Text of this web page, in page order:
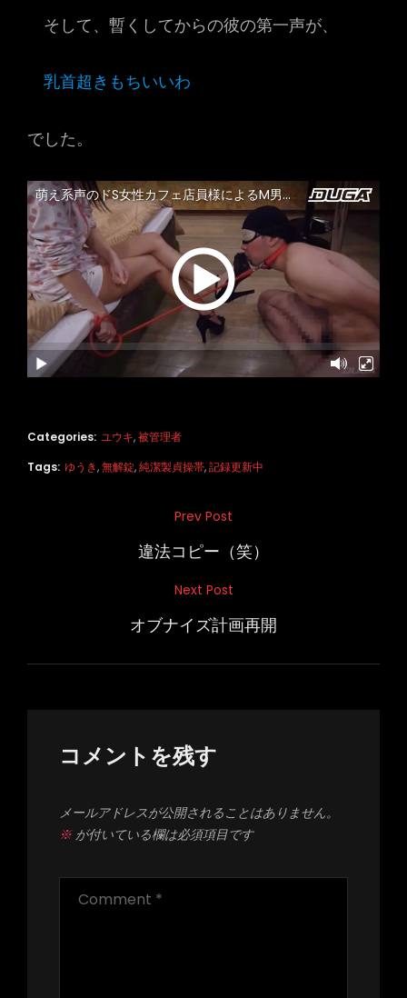
そして、暫くしてからの彼の第一声が、
乳首超きもちいいわ
でした。
Categories: ユウキ,被管理者
Tags: ゆうき,無解錠,純潔製貞操帯,記録更新中
ー
Prev Post
違法コピー（笑）
Next Post
オブナイズ計画再開
コメントを残す
メールアドレスが公開されることはありません。
※が付いている欄は必須項目です